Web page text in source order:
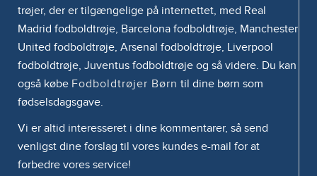
trøjer, der er tilgængelige på internettet, med Real
Madrid fodboldtrøje, Barcelona fodboldtrøje, Manchester
United fodboldtrøje, Arsenal fodboldtrøje, Liverpool
fodboldtrøje, Juventus fodboldtrøje og så videre. Du kan
også købe Fodboldtrøjer Børn til dine børn som
fødselsdagsgave.
Vi er altid interesseret i dine kommentarer, så send
venligst dine forslag til vores kundes e-mail for at
forbedre vores service!